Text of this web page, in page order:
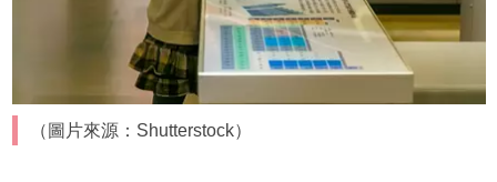
（圖片來源：Shutterstock）